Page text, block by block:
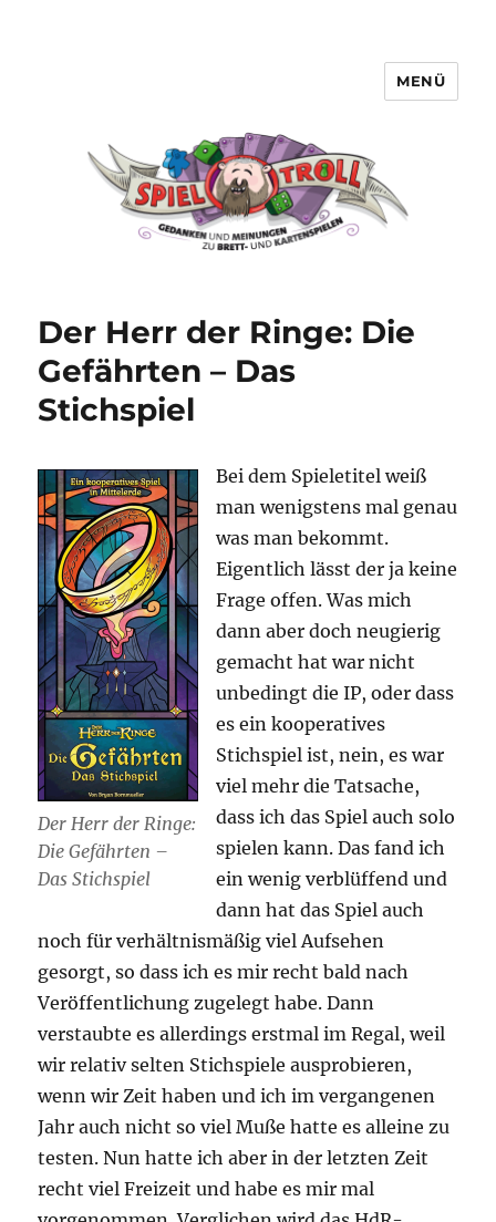
MENÜ
Der Herr der Ringe: Die
Gefährten – Das
Stichspiel
Der Herr der Ringe:
Die Gefährten –
Das Stichspiel
Bei dem Spieletitel weiß
man wenigstens mal genau
was man bekommt.
Eigentlich lässt der ja keine
Frage offen. Was mich
dann aber doch neugierig
gemacht hat war nicht
unbedingt die IP, oder dass
es ein kooperatives
Stichspiel ist, nein, es war
viel mehr die Tatsache,
dass ich das Spiel auch solo
spielen kann. Das fand ich
ein wenig verblüffend und
dann hat das Spiel auch
noch für verhältnismäßig viel Aufsehen
gesorgt, so dass ich es mir recht bald nach
Veröffentlichung zugelegt habe. Dann
verstaubte es allerdings erstmal im Regal, weil
wir relativ selten Stichspiele ausprobieren,
wenn wir Zeit haben und ich im vergangenen
Jahr auch nicht so viel Muße hatte es alleine zu
testen. Nun hatte ich aber in der letzten Zeit
recht viel Freizeit und habe es mir mal